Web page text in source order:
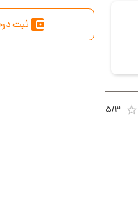
5/3
ثبت